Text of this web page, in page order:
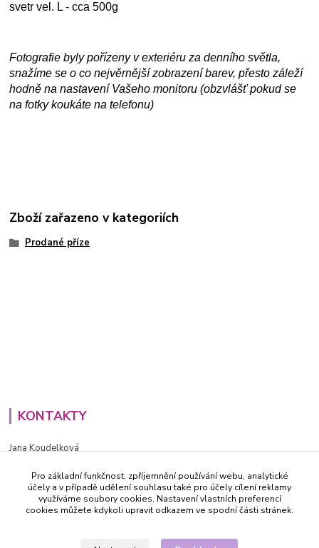
svetr vel. L - cca 500g
Fotografie byly pořízeny v exteriéru za denního světla,
snažíme se o co nejvěrnější zobrazení barev, přesto záleží
hodně na nastavení Vašeho monitoru (obzvlášť pokud se
na fotky koukáte na telefonu)
Zboží zařazeno v kategoriích
Prodané příze
KONTAKTY
Jana Koudelková
PO - PÁ (8-16h)
info@decida.cz
Pro základní funkčnost, zpříjemnění používání webu, analytické
účely a v případě udělení souhlasu také pro účely cílení reklamy
využíváme soubory cookies. Nastavení vlastních preferencí
cookies můžete kdykoli upravit odkazem ve spodní části stránek.